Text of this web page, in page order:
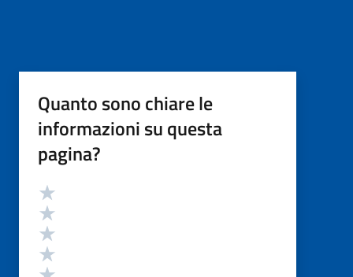
Quanto sono chiare le
informazioni su questa
pagina?
Valutazione